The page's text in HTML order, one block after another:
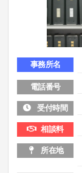
事務所名
電話番号
受付時間
相談料
所在地